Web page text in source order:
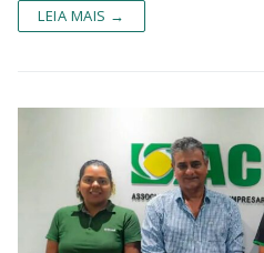
LEIA MAIS →